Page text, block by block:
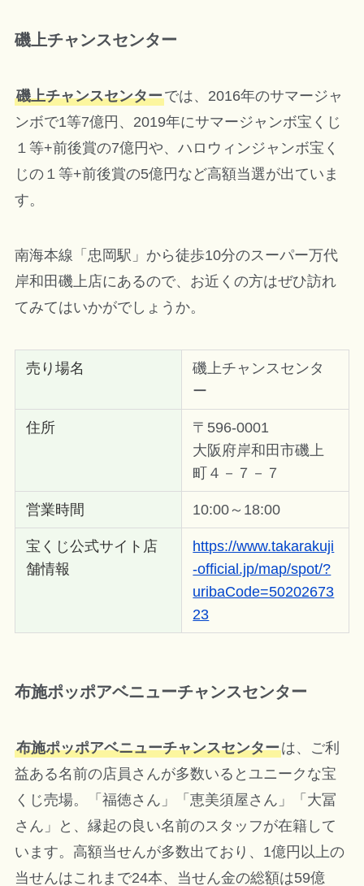
磯上チャンスセンター
磯上チャンスセンターでは、2016年のサマージャ
ンボで1等7億円、2019年にサマージャンボ宝くじ
１等+前後賞の7億円や、ハロウィンジャンボ宝く
じの１等+前後賞の5億円など高額当選が出ていま
す。
南海本線「忠岡駅」から徒歩10分のスーパー万代
岸和田磯上店にあるので、お近くの方はぜひ訪れ
てみてはいかがでしょうか。
売り場名
磯上チャンスセンタ
ー
住所
〒596-0001
大阪府岸和田市磯上
町４－７－７
営業時間 10:00～18:00
宝くじ公式サイト店
舗情報
https://www.takarakuji
-official.jp/map/spot/?
uribaCode=50202673
23
布施ポッポアベニューチャンスセンター
布施ポッポアベニューチャンスセンターは、ご利
益ある名前の店員さんが多数いるとユニークな宝
くじ売場。「福徳さん」「恵美須屋さん」「大冨
さん」と、縁起の良い名前のスタッフが在籍して
います。高額当せんが多数出ており、1億円以上の
当せんはこれまで24本、当せん金の総額は59億